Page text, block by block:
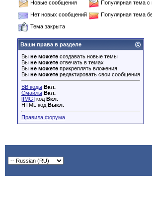
Новые сообщения
Популярная тема
Нет новых сообщений
Популярная тема
Тема закрыта
Ваши права в разделе
Вы не можете создавать новые темы
Вы не можете отвечать в темах
Вы не можете прикреплять вложения
Вы не можете редактировать свои сообщения
BB коды Вкл.
Смайлы Вкл.
[IMG] код Вкл.
HTML код Выкл.
Правила форума